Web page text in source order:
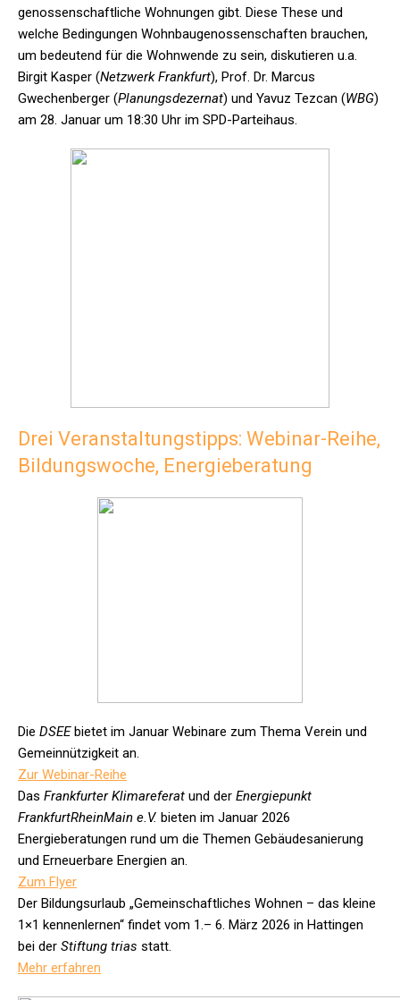
genossenschaftliche Wohnungen gibt. Diese These und
welche Bedingungen Wohnbaugenossenschaften brauchen,
um bedeutend für die Wohnwende zu sein, diskutieren u.a.
Birgit Kasper (Netzwerk Frankfurt), Prof. Dr. Marcus
Gwechenberger (Planungsdezernat) und Yavuz Tezcan (WBG)
am 28. Januar um 18:30 Uhr im SPD-Parteihaus.
Drei Veranstaltungstipps: Webinar-Reihe,
Bildungswoche, Energieberatung
Die DSEEbietet im Januar Webinare zum Thema Verein und
Gemeinnützigkeit an.
Zur Webinar-Reihe
Das Frankfurter Klimareferat und der Energiepunkt
FrankfurtRheinMain e.V. bieten im Januar 2026
Energieberatungen rund um die Themen Gebäudesanierung
und Erneuerbare Energien an.
Zum Flyer
Der Bildungsurlaub „Gemeinschaftliches Wohnen – das kleine
1×1 kennenlernen“ findet vom 1.– 6. März 2026 in Hattingen
bei der Stiftung trias statt.
Mehr erfahren